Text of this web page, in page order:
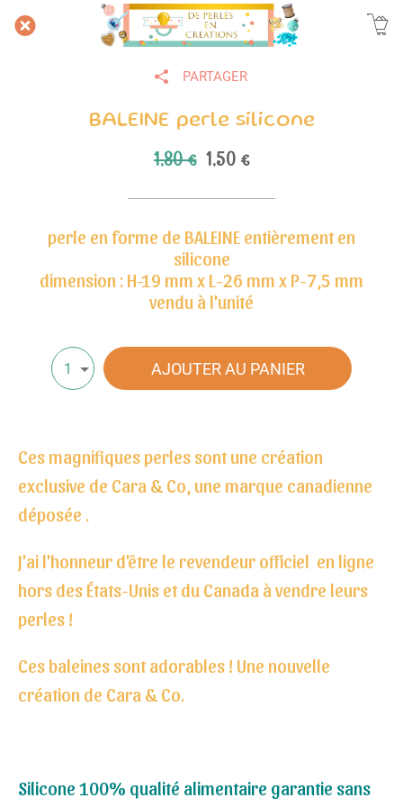
PARTAGER
BALEINE perle silicone
1,80 € 1,50 €
perle en forme de BALEINE entièrement en
silicone
dimension : H-19 mm x L-26 mm x P-7,5 mm
vendu à l'unité
1 AJOUTER AU PANIER
Ces magnifiques perles sont une création
exclusive de Cara & Co, une marque canadienne
déposée .
J'ai l'honneur d'être le revendeur officiel en ligne
hors des États-Unis et du Canada à vendre leurs
perles !
Ces baleines sont adorables ! Une nouvelle
création de Cara & Co.
Silicone 100% qualité alimentaire garantie sans